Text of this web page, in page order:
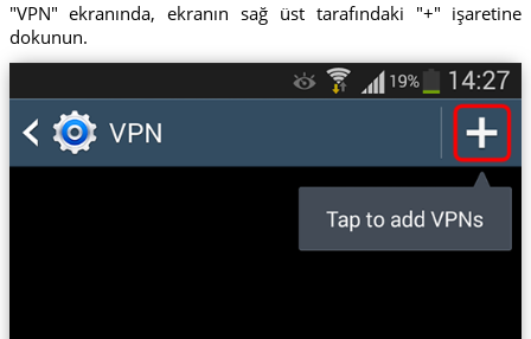
"VPN" ekranında, ekranın sağ üst tarafındaki "+" işaretine
dokunun.